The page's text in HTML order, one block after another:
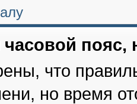
что
но время